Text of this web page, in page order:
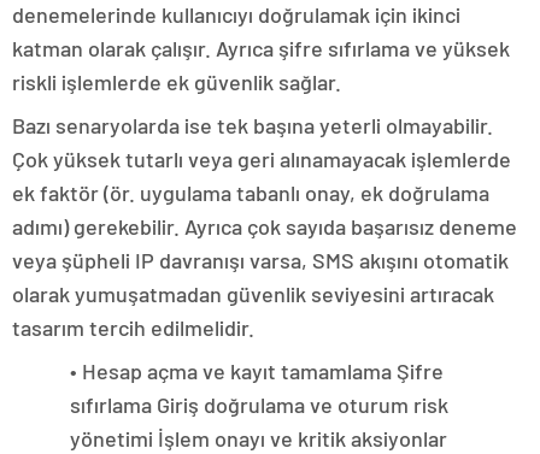
denemelerinde kullanıcıyı doğrulamak için ikinci
katman olarak çalışır. Ayrıca şifre sıfırlama ve yüksek
riskli işlemlerde ek güvenlik sağlar.
Bazı senaryolarda ise tek başına yeterli olmayabilir.
Çok yüksek tutarlı veya geri alınamayacak işlemlerde
ek faktör (ör. uygulama tabanlı onay, ek doğrulama
adımı) gerekebilir. Ayrıca çok sayıda başarısız deneme
veya şüpheli IP davranışı varsa, SMS akışını otomatik
olarak yumuşatmadan güvenlik seviyesini artıracak
tasarım tercih edilmelidir.
• Hesap açma ve kayıt tamamlama Şifre
sıfırlama Giriş doğrulama ve oturum risk
yönetimi İşlem onayı ve kritik aksiyonlar